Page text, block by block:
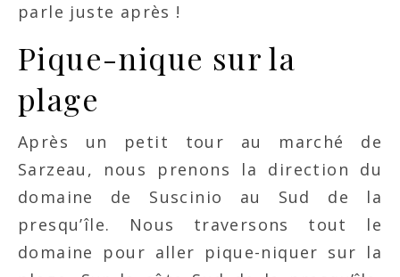
parle juste après !
Pique-nique sur la
plage
Après un petit tour au marché de
Sarzeau, nous prenons la direction du
domaine de Suscinio au Sud de la
presqu’île. Nous traversons tout le
domaine pour aller pique-niquer sur la